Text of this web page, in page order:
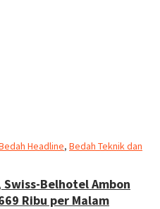
Headline, Bedah Teknik dan
Swiss-Belhotel Ambon
Ribu per Malam